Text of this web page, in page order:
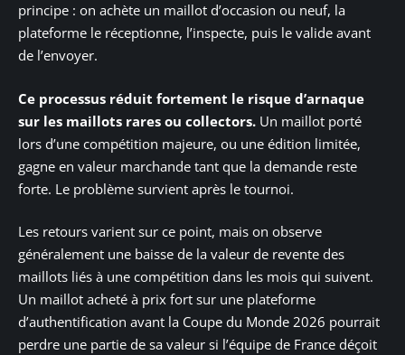
principe : on achète un maillot d’occasion ou neuf, la
plateforme le réceptionne, l’inspecte, puis le valide avant
de l’envoyer.
Ce processus réduit fortement le risque d’arnaque
sur les maillots rares ou collectors. Un maillot porté
lors d’une compétition majeure, ou une édition limitée,
gagne en valeur marchande tant que la demande reste
forte. Le problème survient après le tournoi.
Les retours varient sur ce point, mais on observe
généralement une baisse de la valeur de revente des
maillots liés à une compétition dans les mois qui suivent.
Un maillot acheté à prix fort sur une plateforme
d’authentification avant la Coupe du Monde 2026 pourrait
perdre une partie de sa valeur si l’équipe de France déçoit